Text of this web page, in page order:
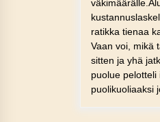
ratikka tienaa
Vaan voi, mikä
sitten ja yhä
puolue
puolikuoliaaksi